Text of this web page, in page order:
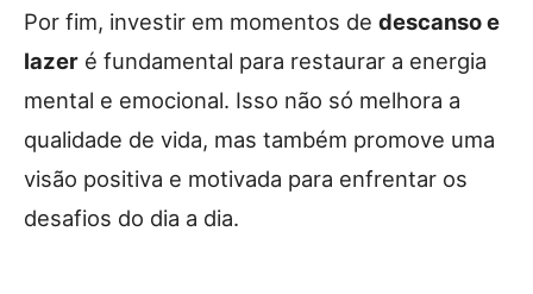
Por fim, investir em momentos de descanso e
lazer é fundamental para restaurar a energia
mental e emocional. Isso não só melhora a
qualidade de vida, mas também promove uma
visão positiva e motivada para enfrentar os
desafios do dia a dia.